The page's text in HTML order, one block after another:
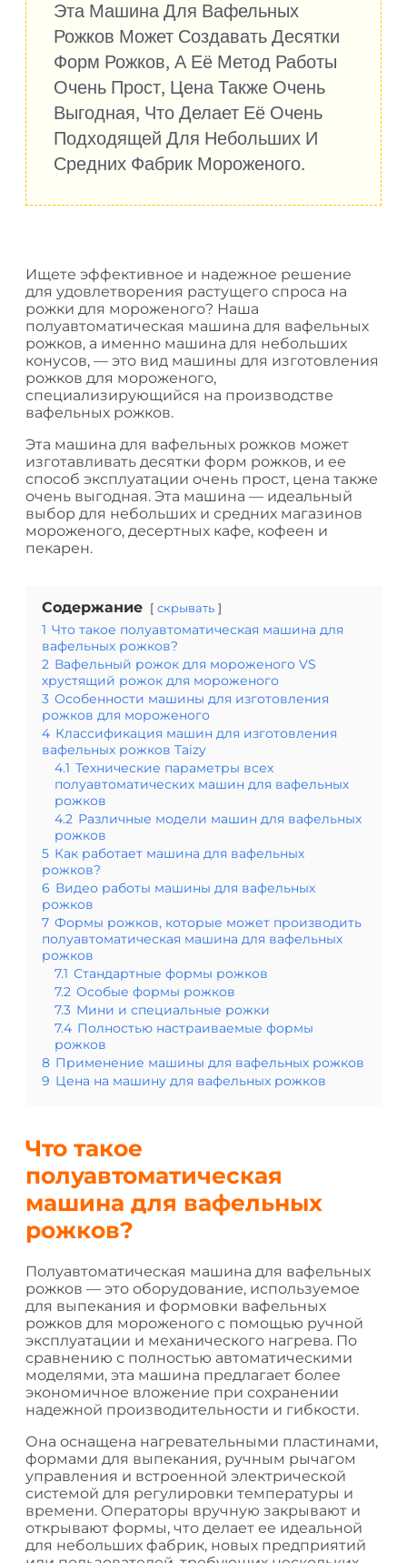
Эта Машина Для Вафельных
Рожков Может Создавать Десятки
Форм Рожков, А Её Метод Работы
Очень Прост, Цена Также Очень
Выгодная, Что Делает Её Очень
Подходящей Для Небольших И
Средних Фабрик Мороженого.
Ищете эффективное и надежное решение
для удовлетворения растущего спроса на
рожки для мороженого? Наша
полуавтоматическая машина для вафельных
рожков, а именно машина для небольших
конусов, — это вид машины для изготовления
рожков для мороженого,
специализирующийся на производстве
вафельных рожков.
Эта машина для вафельных рожков может
изготавливать десятки форм рожков, и ее
способ эксплуатации очень прост, цена также
очень выгодная. Эта машина — идеальный
выбор для небольших и средних магазинов
мороженого, десертных кафе, кофеен и
пекарен.
Содержание скрывать
1 Что такое полуавтоматическая машина для
вафельных рожков?
2 Вафельный рожок для мороженого VS
хрустящий рожок для мороженого
3 Особенности машины для изготовления
рожков для мороженого
4 Классификация машин для изготовления
вафельных рожков Taizy
4.1 Технические параметры всех
полуавтоматических машин для вафельных
рожков
4.2 Различные модели машин для вафельных
рожков
5 Как работает машина для вафельных
рожков?
6 Видео работы машины для вафельных
рожков
7 Формы рожков, которые может производить
полуавтоматическая машина для вафельных
рожков
7.1 Стандартные формы рожков
7.2 Особые формы рожков
7.3 Мини и специальные рожки
7.4 Полностью настраиваемые формы
рожков
8 Применение машины для вафельных рожков
9 Цена на машину для вафельных рожков
Что такое
полуавтоматическая
машина для вафельных
рожков?
Полуавтоматическая машина для вафельных
рожков — это оборудование, используемое
для выпекания и формовки вафельных
рожков для мороженого с помощью ручной
эксплуатации и механического нагрева. По
сравнению с полностью автоматическими
моделями, эта машина предлагает более
экономичное вложение при сохранении
надежной производительности и гибкости.
Она оснащена нагревательными пластинами,
формами для выпекания, ручным рычагом
управления и встроенной электрической
системой для регулировки температуры и
времени. Операторы вручную закрывают и
открывают формы, что делает ее идеальной
для небольших фабрик, новых предприятий